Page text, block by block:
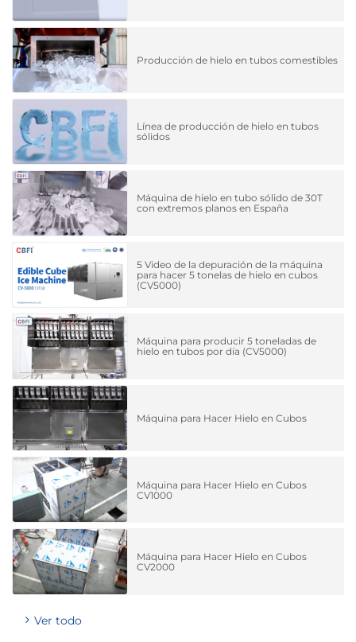
Producción de hielo en tubos comestibles
Línea de producción de hielo en tubos
sólidos
Máquina de hielo en tubo sólido de 30T
con extremos planos en España
5 Video de la depuración de la máquina
para hacer 5 tonelas de hielo en cubos
(CV5000)
Máquina para producir 5 toneladas de
hielo en tubos por día (CV5000)
Máquina para Hacer Hielo en Cubos
Máquina para Hacer Hielo en Cubos
CV1000
Máquina para Hacer Hielo en Cubos
CV2000
Ver todo